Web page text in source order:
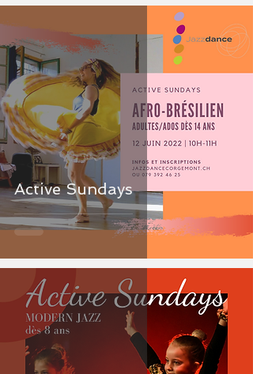
Active Sundays